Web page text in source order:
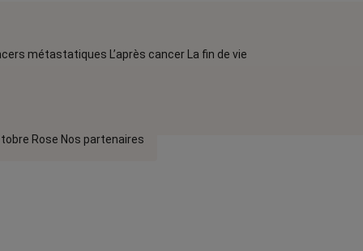
métastatiques L’après cancer La fin de vie
Rose Nos partenaires